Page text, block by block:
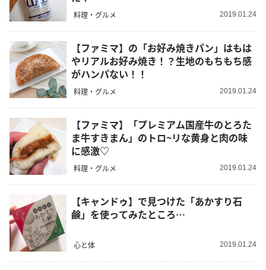
料理・グルメ 2019.01.24
【ファミマ】の「お好み焼きパン」はもは
やリアルお好み焼き！？生地のもちもち感
がハンパない！！
料理・グルメ 2019.01.24
【ファミマ】「プレミアム国産牛のとろた
ま牛すきまん」のトロ~リな黄身と肉の味
に感激♡
料理・グルメ 2019.01.24
【キャンドゥ】で見つけた「あかすり石
鹸」を使ってみたところ…
心と体 2019.01.24